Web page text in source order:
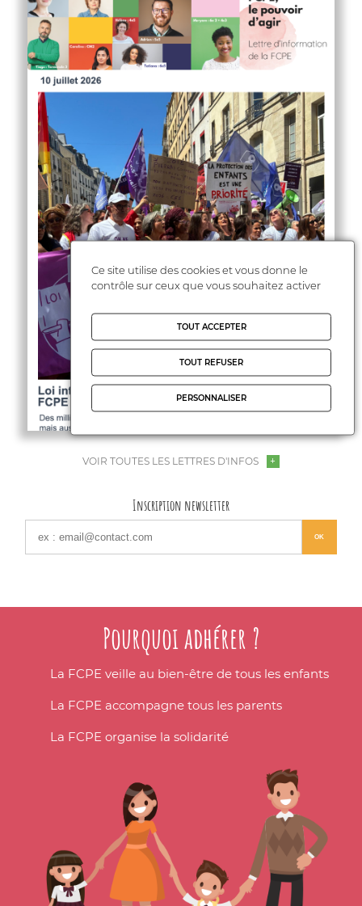
VOIR TOUTES LES LETTRES D'INFOS
Inscription newsletter
Pourquoi adhérer ?
La FCPE veille au bien-être de tous les enfants
La FCPE accompagne tous les parents
La FCPE organise la solidarité
Ce site utilise des cookies et vous donne le
contrôle sur ceux que vous souhaitez activer
TOUT ACCEPTER
TOUT REFUSER
PERSONNALISER